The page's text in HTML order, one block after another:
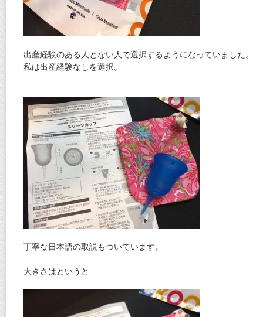
出産経験のある人とない人で選択するようになっていました。
私は出産経験なしを選択。
丁寧な日本語の取説もついています。
大きさはというと